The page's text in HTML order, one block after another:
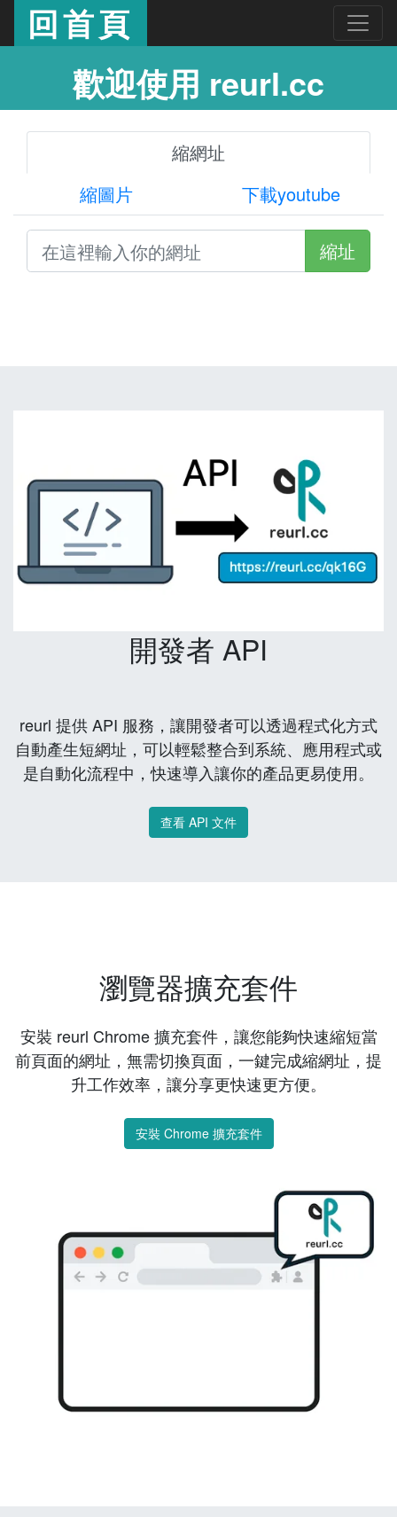
回首頁
歡迎使用 reurl.cc
縮網址
縮圖片
下載youtube
縮址
開發者 API
reurl 提供 API 服務，讓開發者可以透過程式化方式
自動產生短網址，可以輕鬆整合到系統、應用程式或
是自動化流程中，快速導入讓你的產品更易使用。
查看 API 文件
瀏覽器擴充套件
安裝 reurl Chrome 擴充套件，讓您能夠快速縮短當
前頁面的網址，無需切換頁面，一鍵完成縮網址，提
升工作效率，讓分享更快速更方便。
安裝 Chrome 擴充套件